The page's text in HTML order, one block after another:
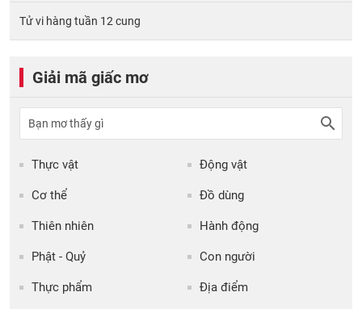
Tử vi hàng tuần 12 cung
Giải mã giấc mơ
Thực vật Động vật
Cơ thể Đồ dùng
Thiên nhiên Hành động
Phật - Quỷ Con người
Thực phẩm Địa điểm